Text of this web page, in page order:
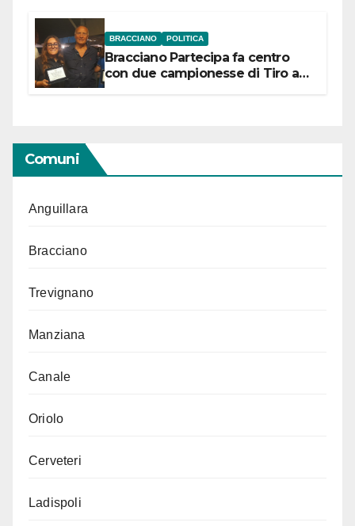
BRACCIANO POLITICA
Bracciano Partecipa fa centro
con due campionesse di Tiro a
Comuni
Anguillara
Bracciano
Trevignano
Manziana
Canale
Oriolo
Cerveteri
Ladispoli